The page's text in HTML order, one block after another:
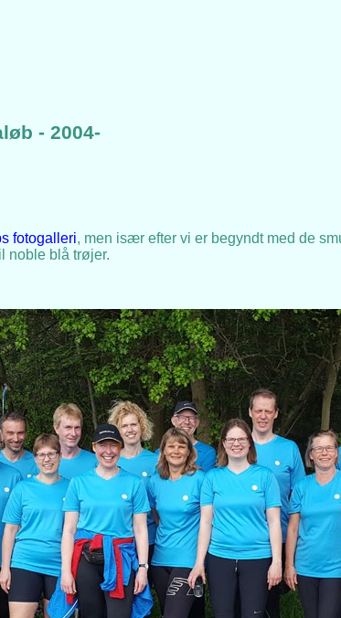
- 2004-
fotogalleri, men især efter vi er begyndt med de
noble blå trøjer.